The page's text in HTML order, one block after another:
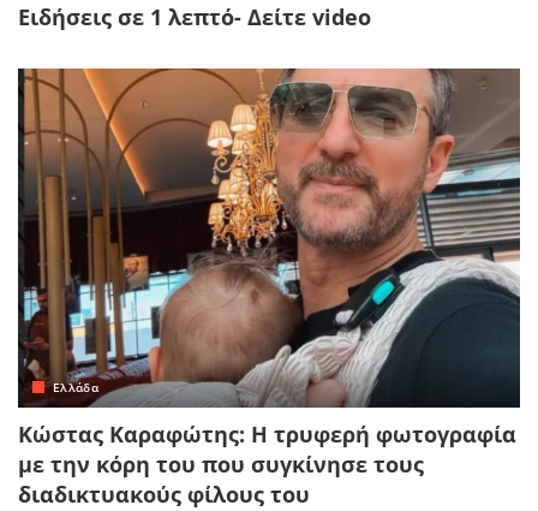
Ειδήσεις σε 1 λεπτό- Δείτε video
Ελλάδα
Κώστας Καραφώτης: Η τρυφερή φωτογραφία
με την κόρη του που συγκίνησε τους
διαδικτυακούς φίλους του